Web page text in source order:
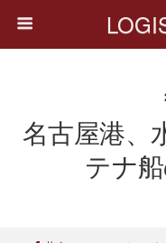
名古屋港、
テナ